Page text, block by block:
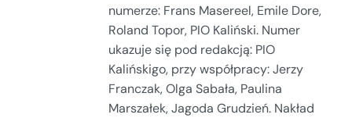
numerze: Frans Masereel, Emile Dore,
Roland Topor, PIO Kaliński. Numer
ukazuje się pod redakcją: PIO
Kalińskigo, przy współpracy: Jerzy
Franczak, Olga Sabała, Paulina
Marszałek, Jagoda Grudzień. Nakład